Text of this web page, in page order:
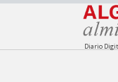
Diario